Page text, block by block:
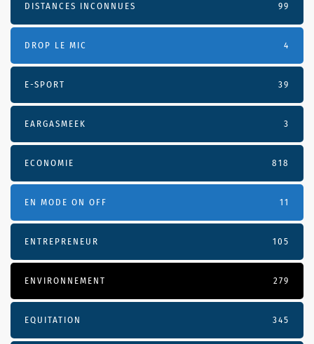
DISTANCES INCONNUES 99
DROP LE MIC 4
E-SPORT 39
EARGASMEEK 3
ECONOMIE 818
EN MODE ON OFF 11
ENTREPRENEUR 105
ENVIRONNEMENT 279
EQUITATION 345